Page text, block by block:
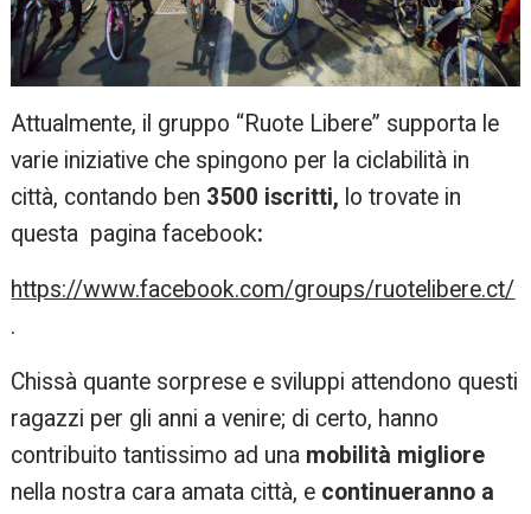
Attualmente, il gruppo “Ruote Libere” supporta le
varie iniziative che spingono per la ciclabilità in
città, contando ben 3500 iscritti, lo trovate in
questa pagina facebook:
https://www.facebook.com/groups/ruotelibere.ct/
.
Chissà quante sorprese e sviluppi attendono questi
ragazzi per gli anni a venire; di certo, hanno
contribuito tantissimo ad una mobilità migliore
nella nostra cara amata città, e continueranno a